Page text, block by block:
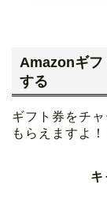
Amazonギフ
する
ギフト券をチ
もらえますよ！
キ